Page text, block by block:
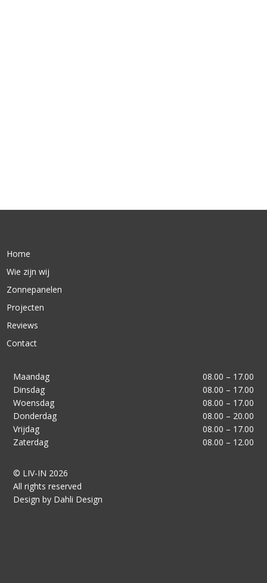
Home
Wie zijn wij
Zonnepanelen
Projecten
Reviews
Contact
Maandag
08.00 – 17.00
Dinsdag
08.00 – 17.00
Woensdag
08.00 – 17.00
Donderdag
08.00 – 20.00
Vrijdag
08.00 – 17.00
Zaterdag
08.00 – 12.00
© LIV-IN 2026
All rights reserved
Design by Dahli Design